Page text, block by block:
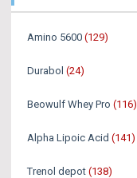
Amino 5600 (129)
Durabol (24)
Beowulf Whey Pro (116)
Alpha Lipoic Acid (141)
Trenol depot (138)